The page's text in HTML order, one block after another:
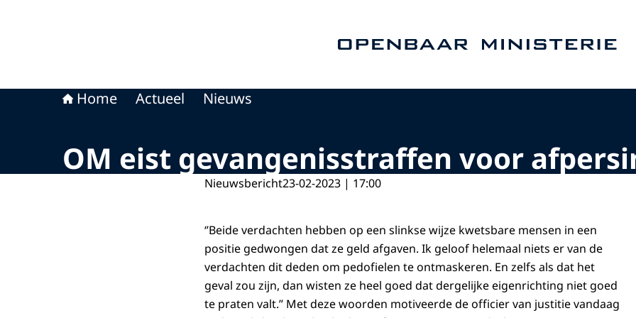
Home Actueel Nieuws
OM eist gevangenisstraffen voor
Nieuwsbericht23-02-2023 | 17:00
‘’Beide verdachten hebben op een slinkse wijze kwetsbare mensen in een
positie gedwongen dat ze geld afgaven. Ik geloof helemaal niets er van de
verdachten dit deden om pedofielen te ontmaskeren. En zelfs als dat het
geval zou zijn, dan wisten ze heel goed dat dergelijke eigenrichting niet goed
te praten valt.’’ Met deze woorden motiveerde de officier van justitie vandaag